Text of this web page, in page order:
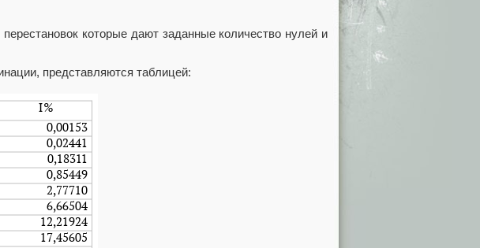
которые дают заданные количество нулей и
представляются таблицей: